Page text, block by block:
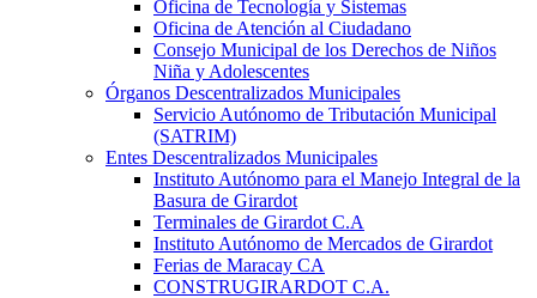
Oficina de Tecnología y Sistemas
Oficina de Atención al Ciudadano
Consejo Municipal de los Derechos de Niños
Niña y Adolescentes
Órganos Descentralizados Municipales
Servicio Autónomo de Tributación Municipal
(SATRIM)
Entes Descentralizados Municipales
Instituto Autónomo para el Manejo Integral de la
Basura de Girardot
Terminales de Girardot C.A
Instituto Autónomo de Mercados de Girardot
Ferias de Maracay CA
CONSTRUGIRARDOT C.A.